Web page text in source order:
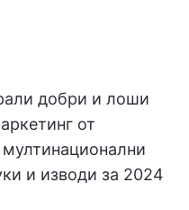
добри и лоши
от
и изводи за 2024